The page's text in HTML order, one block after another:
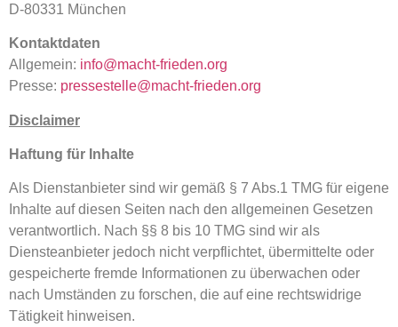
D-80331 München
Kontaktdaten
Allgemein: info@macht-frieden.org
Presse: pressestelle@macht-frieden.org
Disclaimer
Haftung für Inhalte
Als Dienstanbieter sind wir gemäß § 7 Abs.1 TMG für eigene
Inhalte auf diesen Seiten nach den allgemeinen Gesetzen
verantwortlich. Nach §§ 8 bis 10 TMG sind wir als
Diensteanbieter jedoch nicht verpflichtet, übermittelte oder
gespeicherte fremde Informationen zu überwachen oder
nach Umständen zu forschen, die auf eine rechtswidrige
Tätigkeit hinweisen.